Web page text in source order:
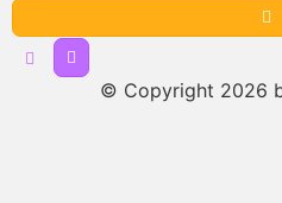
© Copyright 2026